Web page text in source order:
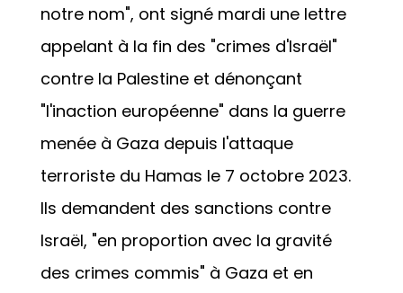
notre nom", ont signé mardi une lettre
appelant à la fin des "crimes d'Israël"
contre la Palestine et dénonçant
"l'inaction européenne" dans la guerre
menée à Gaza depuis l'attaque
terroriste du Hamas le 7 octobre 2023.
Ils demandent des sanctions contre
Israël, "en proportion avec la gravité
des crimes commis" à Gaza et en